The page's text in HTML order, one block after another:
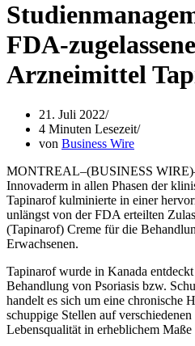
FDA-
Arzneimittel
21. Juli 2022
4 Minuten Lesezeit
von Business Wire
MONTREAL–(BUSINESS
Innovaderm in allen Phasen der
Tapinarof kulminierte in einer
unlängst von der FDA erteilten
(Tapinarof) Creme für die
Erwachsenen.
Tapinarof wurde in Kanada
Behandlung von Psoriasis bzw.
handelt es sich um eine chronische
schuppige Stellen auf
Lebensqualität in erheblichem Maße